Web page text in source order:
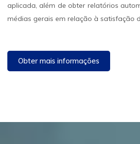
aplicada, além de obter relatórios
médias gerais em relação à satisfação
Obter mais informações